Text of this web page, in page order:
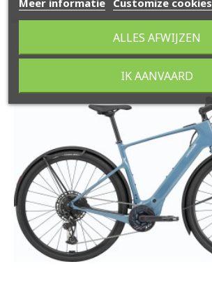
Meer informatie Customize cookies
ALLES AFWIJZEN
IK AANVAARD